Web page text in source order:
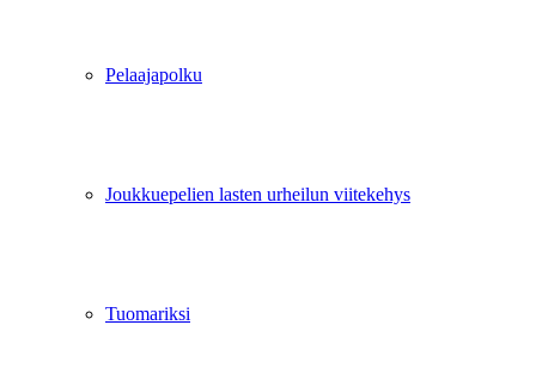
Pelaajapolku
Joukkuepelien lasten urheilun viitekehys
Tuomariksi